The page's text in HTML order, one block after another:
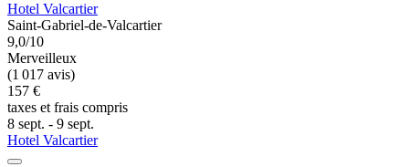
Hotel Valcartier
Saint-Gabriel-de-Valcartier
9,0/10
Merveilleux
(1 017 avis)
157 €
taxes et frais compris
8 sept. - 9 sept.
Hotel Valcartier